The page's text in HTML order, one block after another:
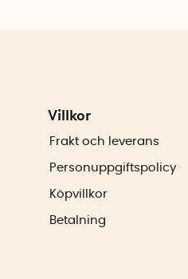
Villkor
Frakt och leverans
Personuppgiftspolicy
Köpvillkor
Betalning